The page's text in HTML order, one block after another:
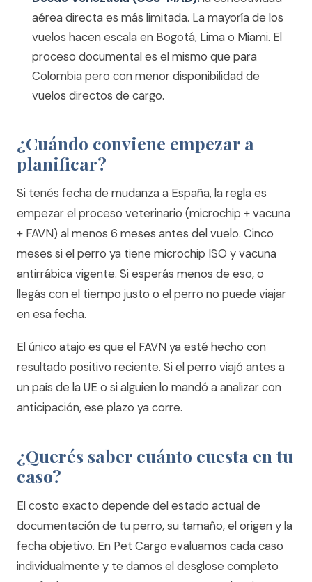
aérea directa es más limitada. La mayoría de los
vuelos hacen escala en Bogotá, Lima o Miami. El
proceso documental es el mismo que para
Colombia pero con menor disponibilidad de
vuelos directos de cargo.
¿Cuándo conviene empezar a
planificar?
Si tenés fecha de mudanza a España, la regla es
empezar el proceso veterinario (microchip + vacuna
+ FAVN) al menos 6 meses antes del vuelo. Cinco
meses si el perro ya tiene microchip ISO y vacuna
antirrábica vigente. Si esperás menos de eso, o
llegás con el tiempo justo o el perro no puede viajar
en esa fecha.
El único atajo es que el FAVN ya esté hecho con
resultado positivo reciente. Si el perro viajó antes a
un país de la UE o si alguien lo mandó a analizar con
anticipación, ese plazo ya corre.
¿Querés saber cuánto cuesta en tu
caso?
El costo exacto depende del estado actual de
documentación de tu perro, su tamaño, el origen y la
fecha objetivo. En Pet Cargo evaluamos cada caso
individualmente y te damos el desglose completo